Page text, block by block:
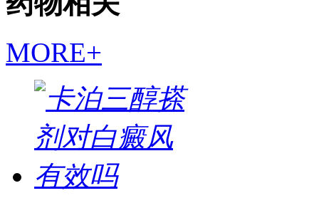
MORE+